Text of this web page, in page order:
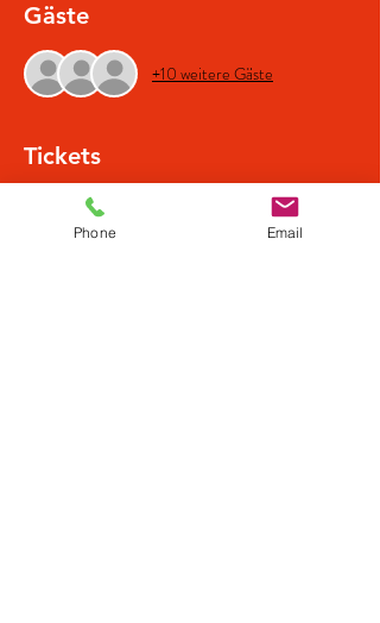
Gäste
+10 weitere Gäste
Tickets
Verkauf beendet
Phone Email